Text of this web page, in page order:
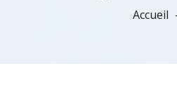
Accueil